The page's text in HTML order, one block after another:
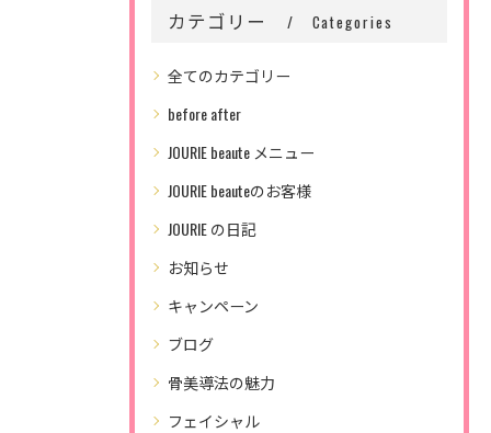
カテゴリー Categories
全てのカテゴリー
before after
JOURIE beaute メニュー
JOURIE beauteのお客様
JOURIE の日記
お知らせ
キャンペーン
ブログ
骨美導法の魅力
フェイシャル